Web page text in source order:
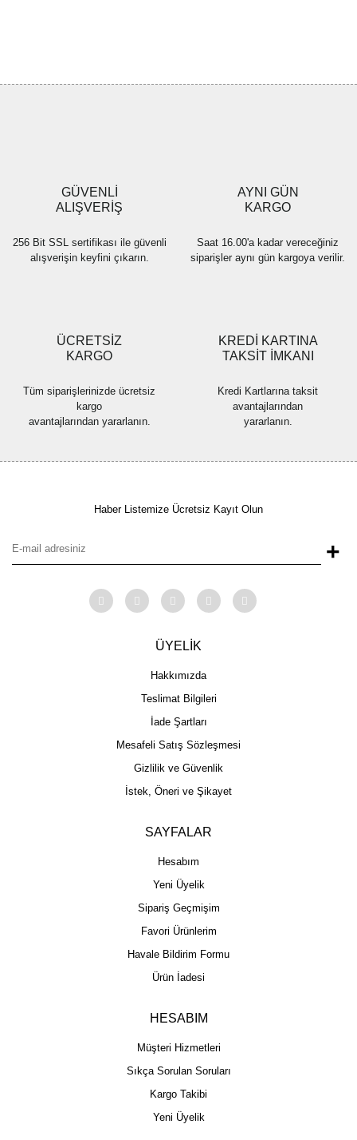
Ürün fiyatı diğer sitelerden daha pahalı.
Bu ürüne benzer farklı alternatifler olmalı.
GÜVENLİ
ALIŞVERİŞ
256 Bit SSL sertifikası ile güvenli
alışverişin keyfini çıkarın.
AYNI GÜN
KARGO
Saat 16.00'a kadar vereceğiniz
siparişler aynı gün kargoya verilir.
ÜCRETSİZ
KARGO
Tüm siparişlerinizde ücretsiz
kargo
avantajlarından yararlanın.
KREDİ KARTINA
TAKSİT İMKANI
Kredi Kartlarına taksit
avantajlarından
yararlanın.
Haber Listemize Ücretsiz Kayıt Olun
+
ÜYELİK
Hakkımızda
Teslimat Bilgileri
İade Şartları
Mesafeli Satış Sözleşmesi
Gizlilik ve Güvenlik
İstek, Öneri ve Şikayet
SAYFALAR
Hesabım
Yeni Üyelik
Sipariş Geçmişim
Favori Ürünlerim
Havale Bildirim Formu
Ürün İadesi
HESABIM
Müşteri Hizmetleri
Sıkça Sorulan Soruları
Kargo Takibi
Yeni Üyelik